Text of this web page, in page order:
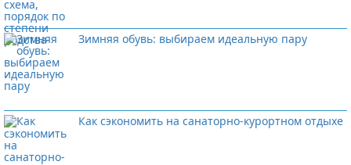
Зимняя обувь: выбираем идеальную пару
Как сэкономить на санаторно-курортном отдыхе